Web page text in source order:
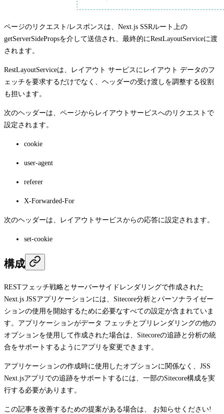
ページのリクエスト/レスポンスは、Next.js SSRルート上の
getServerSidePropsを介して送信され、最終的にRestLayoutServiceに渡
されます。
RestLayoutServiceは、レイアウト サービスにレイアウト データのフ
ェッチを要求するだけでなく、ヘッダーの受け渡しを調整する役割
も担います。
次のヘッダーは、ページからレイアウトサービスへのリクエストで
設定されます。
cookie
user-agent
referer
X-Forwarded-For
次のヘッダーは、レイアウトサービスからの応答に設定されます。
set-cookie
構成
RESTフェッチ戦略とサーバーサイドレンダリングで作成された
Next.js JSSアプリケーションには、Sitecore分析とパーソナライゼー
ションの使用を開始するために必要なすべての設定が含まれていま
す。アプリケーションがデータ フェッチとプリレンダリングの他の
オプションを使用して作成された場合は、Sitecoreの追跡と分析の統
合をサポートするようにアプリを変更できます。
アプリケーションの作成時に使用したオプションに関係なく、JSS
Next.jsアプリでの追跡をサポートするには、一部のSitecore構成を実
行する必要があります。
この記事を改善するための提案がある場合は、 お知らせください!